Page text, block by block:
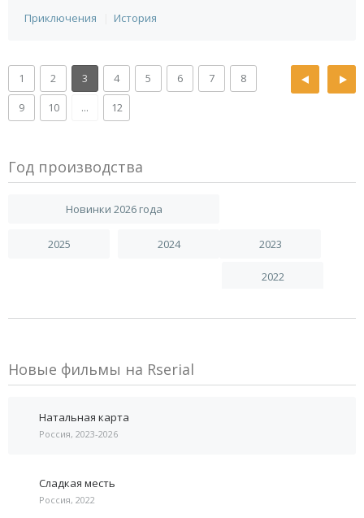
Приключения
История
1 2 3 4 5 6 7
8
9
10 ... 12
Год производства
Новинки 2026 года
2025 2024 2023
2022
Новые фильмы на Rserial
Натальная карта
Россия, 2023-2026
Сладкая месть
Россия, 2022